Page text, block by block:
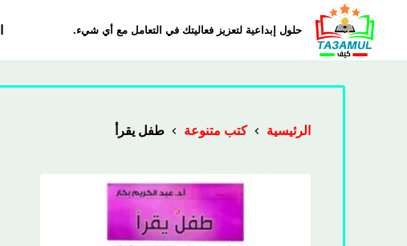
حلول إبداعية لتعزيز فعاليتك في التعامل مع أي شيء.
الرئيسية كتب متنوعة طفل يقرأ